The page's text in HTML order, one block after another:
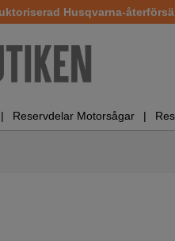
Husqvarna-
Reservdelar Motorsågar